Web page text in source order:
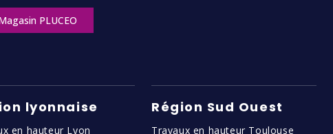
PLUCEO
lyonnaise
en hauteur Lyon
Région Sud Ouest
Travaux en hauteur Toulouse